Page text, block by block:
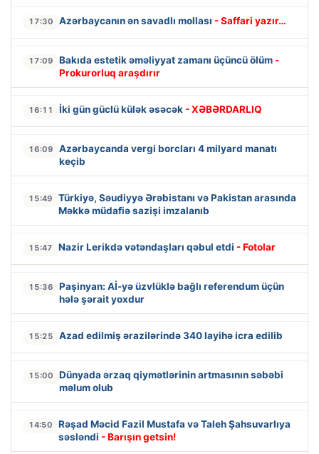
17:30 Azərbaycanın ən savadlı mollası - Saffari yazır…
17:09 Bakıda estetik əməliyyat zamanı üçüncü ölüm -
Prokurorluq araşdırır
16:11 İki gün güclü külək əsəcək - XƏBƏRDARLIQ
16:09
Azərbaycanda vergi borcları 4 milyard manatı
keçib
15:49
Türkiyə, Səudiyyə Ərəbistanı və Pakistan arasında
Məkkə müdafiə sazişi imzalanıb
15:47 Nazir Lerikdə vətəndaşları qəbul etdi - Fotolar
15:36
Paşinyan: Aİ-yə üzvlüklə bağlı referendum üçün
hələ şərait yoxdur
15:25 Azad edilmiş ərazilərində 340 layihə icra edilib
15:00
Dünyada ərzaq qiymətlərinin artmasının səbəbi
məlum olub
14:50
Rəşad Məcid Fazil Mustafa və Taleh Şahsuvarlıya
səsləndi - Barışın getsin!